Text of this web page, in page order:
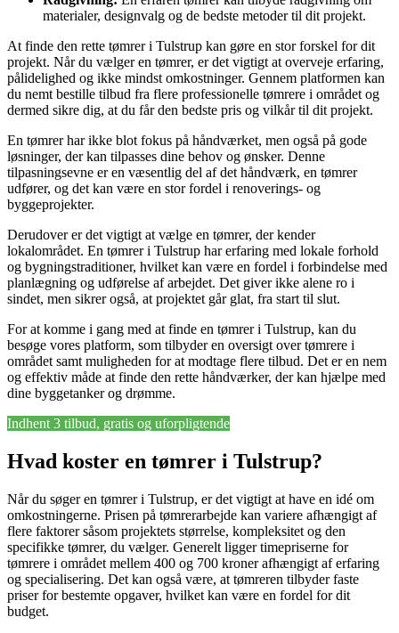
materialer, designvalg og de bedste metoder til dit projekt.
At finde den rette tømrer i Tulstrup kan gøre en stor forskel for dit
projekt. Når du vælger en tømrer, er det vigtigt at overveje erfaring,
pålidelighed og ikke mindst omkostninger. Gennem platformen kan
du nemt bestille tilbud fra flere professionelle tømrere i området og
dermed sikre dig, at du får den bedste pris og vilkår til dit projekt.
En tømrer har ikke blot fokus på håndværket, men også på gode
løsninger, der kan tilpasses dine behov og ønsker. Denne
tilpasningsevne er en væsentlig del af det håndværk, en tømrer
udfører, og det kan være en stor fordel i renoverings- og
byggeprojekter.
Derudover er det vigtigt at vælge en tømrer, der kender
lokalområdet. En tømrer i Tulstrup har erfaring med lokale forhold
og bygningstraditioner, hvilket kan være en fordel i forbindelse med
planlægning og udførelse af arbejdet. Det giver ikke alene ro i
sindet, men sikrer også, at projektet går glat, fra start til slut.
For at komme i gang med at finde en tømrer i Tulstrup, kan du
besøge vores platform, som tilbyder en oversigt over tømrere i
området samt muligheden for at modtage flere tilbud. Det er en nem
og effektiv måde at finde den rette håndværker, der kan hjælpe med
dine byggetanker og drømme.
Indhent 3 tilbud, gratis og uforpligtende
Hvad koster en tømrer i Tulstrup?
Når du søger en tømrer i Tulstrup, er det vigtigt at have en idé om
omkostningerne. Prisen på tømrerarbejde kan variere afhængigt af
flere faktorer såsom projektets størrelse, kompleksitet og den
specifikke tømrer, du vælger. Generelt ligger timepriserne for
tømrere i området mellem 400 og 700 kroner afhængigt af erfaring
og specialisering. Det kan også være, at tømreren tilbyder faste
priser for bestemte opgaver, hvilket kan være en fordel for dit
budget.